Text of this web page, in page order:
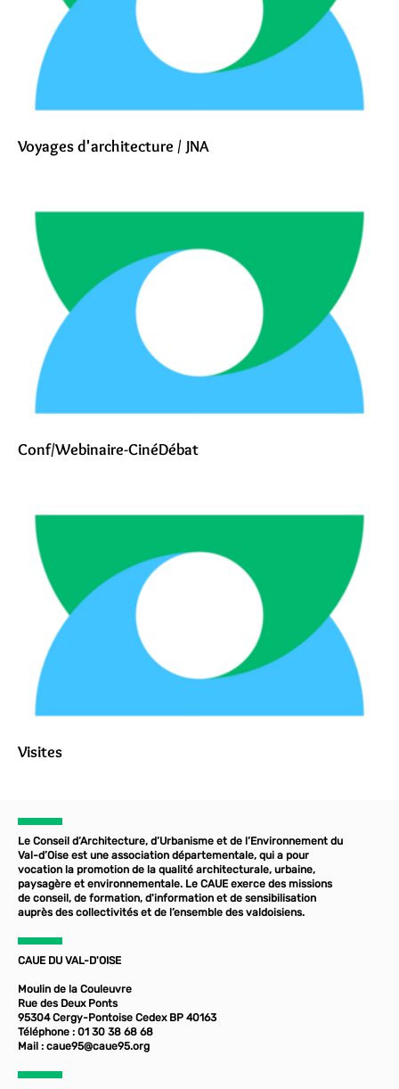
Voyages d'architecture / JNA
Conf/Webinaire-CinéDébat
Visites
Le Conseil d’Architecture, d’Urbanisme et de l’Environnement du
Val-d’Oise est une association départementale, qui a pour
vocation la promotion de la qualité architecturale, urbaine,
paysagère et environnementale. Le CAUE exerce des missions
de conseil, de formation, d'information et de sensibilisation
auprès des collectivités et de l’ensemble des valdoisiens.
CAUE DU VAL-D'OISE
Moulin de la Couleuvre
Rue des Deux Ponts
95304 Cergy-Pontoise Cedex BP 40163
Téléphone : 01 30 38 68 68
Mail : caue95@caue95.org